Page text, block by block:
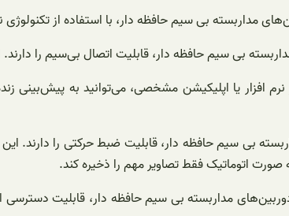
نرم افزار یا اپلیکیشن مشخصی، می‌توانید به
بی سیم حافظه دار، قابلیت ضبط حرکتی را دارند.
اتوماتیک فقط تصاویر مهم را ذخیره کند.
مداربسته بی سیم حافظه دار، قابلیت